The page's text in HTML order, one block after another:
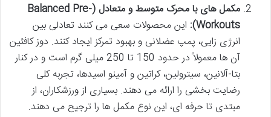
مکمل های با محرک متوسط و متعادل (Balanced Pre-
Workouts): این محصولات سعی می کنند تعادلی بین
انرژی زایی، پمپ عضلانی و بهبود تمرکز ایجاد کنند. دوز کافئین
آن ها معمولاً در حدود 150 تا 250 میلی گرم است و در کنار
بتا-آلانین، سیترولین، کراتین و آمینو اسیدها، تجربه کلی
رضایت بخشی را ارائه می دهند. بسیاری از ورزشکاران، از
مبتدی تا حرفه ای، این نوع مکمل ها را ترجیح می دهند.